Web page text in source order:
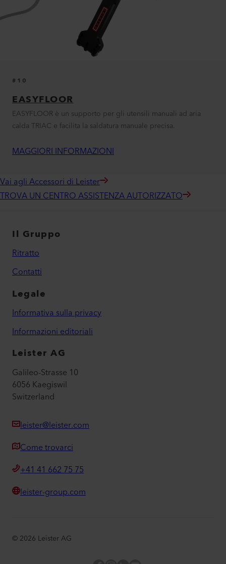
#10
EASYFLOOR
EASYFLOOR è un supporto per gli utensili manuali ad aria
calda TRIAC e facilita la saldatura manuale precisa.
MAGGIORI INFORMAZIONI
Vai agli Accessori di Leister
TROVA UN CENTRO ASSISTENZA AUTORIZZATO
Il Gruppo
Ritratto
Contatti
Legale
Informativa sulla privacy
Informazioni editoriali
Leister AG
Galileo-Strasse 10
6056 Kaegiswil
Switzerland
leister@leister.com
Come trovarci
+41 41 662 75 75
leister-group.com
© 2026 Leister AG